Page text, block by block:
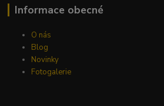
Informace obecné
O nás
Blog
Novinky
Fotogalerie